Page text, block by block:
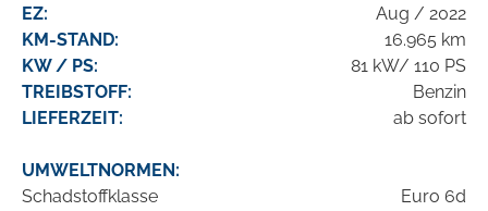
EZ:
Aug / 2022
KM-STAND:
16.965 km
KW / PS:
81 kW/ 110 PS
TREIBSTOFF:
Benzin
LIEFERZEIT:
ab sofort
UMWELTNORMEN:
Schadstoffklasse
Euro 6d